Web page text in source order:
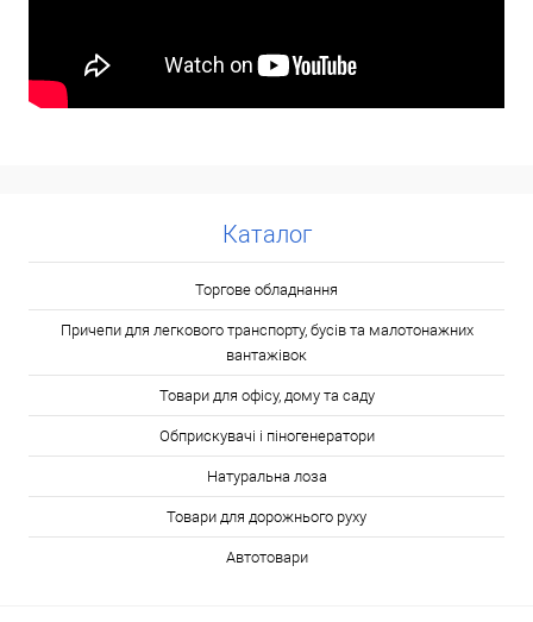
Каталог
Торгове обладнання
Причепи для легкового транспорту, бусів та малотонажних
вантажівок
Товари для офісу, дому та саду
Обприскувачі і піногенератори
Натуральна лоза
Товари для дорожнього руху
Автотовари